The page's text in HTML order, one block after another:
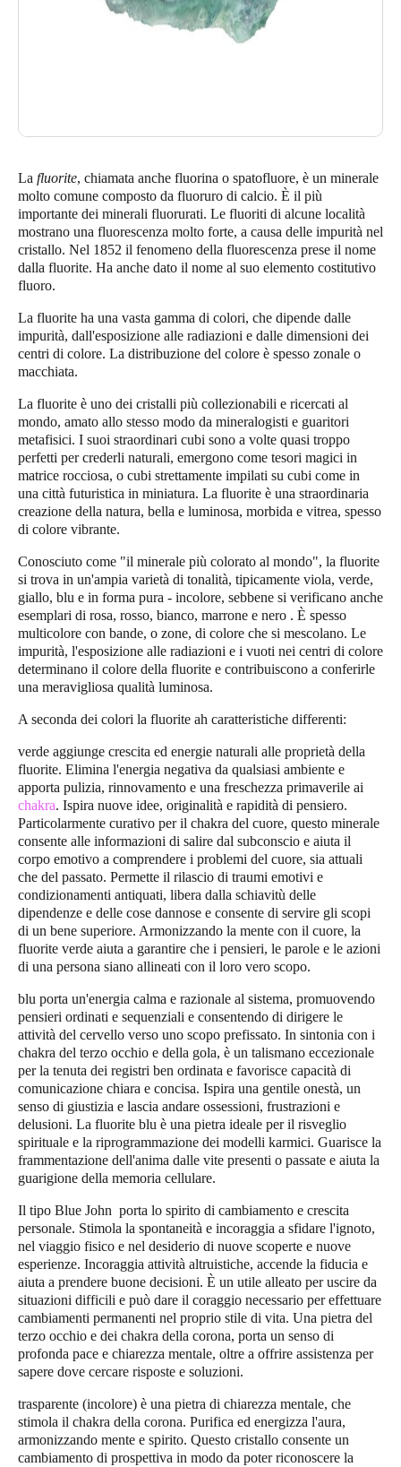
La fluorite, chiamata anche fluorina o spatofluore, è un minerale
molto comune composto da fluoruro di calcio. È il più
importante dei minerali fluorurati. Le fluoriti di alcune località
mostrano una fluorescenza molto forte, a causa delle impurità nel
cristallo. Nel 1852 il fenomeno della fluorescenza prese il nome
dalla fluorite. Ha anche dato il nome al suo elemento costitutivo
fluoro.
La fluorite ha una vasta gamma di colori, che dipende dalle
impurità, dall'esposizione alle radiazioni e dalle dimensioni dei
centri di colore. La distribuzione del colore è spesso zonale o
macchiata.
La fluorite è uno dei cristalli più collezionabili e ricercati al
mondo, amato allo stesso modo da mineralogisti e guaritori
metafisici. I suoi straordinari cubi sono a volte quasi troppo
perfetti per crederli naturali, emergono come tesori magici in
matrice rocciosa, o cubi strettamente impilati su cubi come in
una città futuristica in miniatura. La fluorite è una straordinaria
creazione della natura, bella e luminosa, morbida e vitrea, spesso
di colore vibrante.
Conosciuto come "il minerale più colorato al mondo", la fluorite
si trova in un'ampia varietà di tonalità, tipicamente viola, verde,
giallo, blu e in forma pura - incolore, sebbene si verificano anche
esemplari di rosa, rosso, bianco, marrone e nero . È spesso
multicolore con bande, o zone, di colore che si mescolano. Le
impurità, l'esposizione alle radiazioni e i vuoti nei centri di colore
determinano il colore della fluorite e contribuiscono a conferirle
una meravigliosa qualità luminosa.
A seconda dei colori la fluorite ah caratteristiche differenti:
verde aggiunge crescita ed energie naturali alle proprietà della
fluorite. Elimina l'energia negativa da qualsiasi ambiente e
apporta pulizia, rinnovamento e una freschezza primaverile ai
chakra. Ispira nuove idee, originalità e rapidità di pensiero.
Particolarmente curativo per il chakra del cuore, questo minerale
consente alle informazioni di salire dal subconscio e aiuta il
corpo emotivo a comprendere i problemi del cuore, sia attuali
che del passato. Permette il rilascio di traumi emotivi e
condizionamenti antiquati, libera dalla schiavitù delle
dipendenze e delle cose dannose e consente di servire gli scopi
di un bene superiore. Armonizzando la mente con il cuore, la
fluorite verde aiuta a garantire che i pensieri, le parole e le azioni
di una persona siano allineati con il loro vero scopo.
blu porta un'energia calma e razionale al sistema, promuovendo
pensieri ordinati e sequenziali e consentendo di dirigere le
attività del cervello verso uno scopo prefissato. In sintonia con i
chakra del terzo occhio e della gola, è un talismano eccezionale
per la tenuta dei registri ben ordinata e favorisce capacità di
comunicazione chiara e concisa. Ispira una gentile onestà, un
senso di giustizia e lascia andare ossessioni, frustrazioni e
delusioni. La fluorite blu è una pietra ideale per il risveglio
spirituale e la riprogrammazione dei modelli karmici. Guarisce la
frammentazione dell'anima dalle vite presenti o passate e aiuta la
guarigione della memoria cellulare.
Il tipo Blue John porta lo spirito di cambiamento e crescita
personale. Stimola la spontaneità e incoraggia a sfidare l'ignoto,
nel viaggio fisico e nel desiderio di nuove scoperte e nuove
esperienze. Incoraggia attività altruistiche, accende la fiducia e
aiuta a prendere buone decisioni. È un utile alleato per uscire da
situazioni difficili e può dare il coraggio necessario per effettuare
cambiamenti permanenti nel proprio stile di vita. Una pietra del
terzo occhio e dei chakra della corona, porta un senso di
profonda pace e chiarezza mentale, oltre a offrire assistenza per
sapere dove cercare risposte e soluzioni.
trasparente (incolore) è una pietra di chiarezza mentale, che
stimola il chakra della corona. Purifica ed energizza l'aura,
armonizzando mente e spirito. Questo cristallo consente un
cambiamento di prospettiva in modo da poter riconoscere la